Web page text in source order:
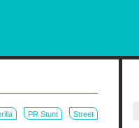
PR Stunt Street